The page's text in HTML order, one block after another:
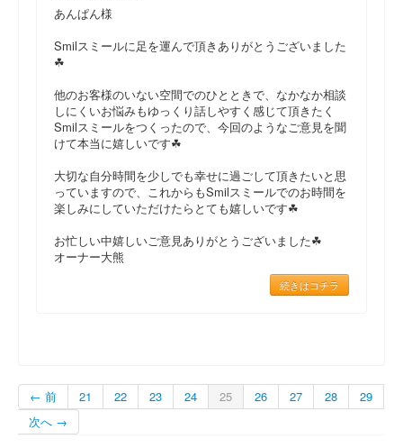
あんぱん様
Smilスミールに足を運んで頂きありがとうございました
☘
他のお客様のいない空間でのひとときで、なかなか相談
しにくいお悩みもゆっくり話しやすく感じて頂きたく
Smilスミールをつくったので、今回のようなご意見を聞
けて本当に嬉しいです☘
大切な自分時間を少しでも幸せに過ごして頂きたいと思
っていますので、これからもSmilスミールでのお時間を
楽しみにしていただけたらとても嬉しいです☘
お忙しい中嬉しいご意見ありがとうございました☘
オーナー大熊
続きはコチラ
← 前 21 22 23 24 25 26 27 28
29
次へ →